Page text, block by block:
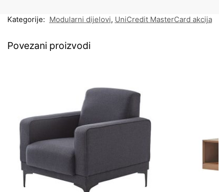
Kategorije: Modularni dijelovi, UniCredit MasterCard akcija
Povezani proizvodi